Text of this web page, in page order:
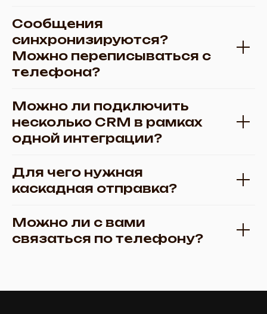
Сообщения
синхронизируются?
Можно переписываться с
телефона?
Можно ли подключить
несколько CRM в рамках
одной интеграции?
Для чего нужная
каскадная отправка?
Можно ли с вами
связаться по телефону?